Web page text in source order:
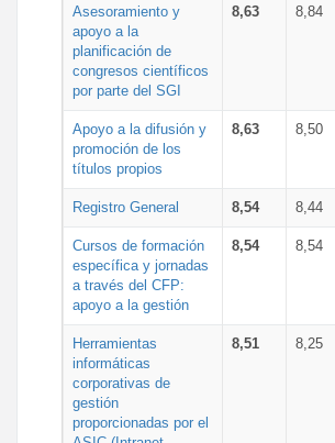
Asesoramiento y
apoyo a la
planificación de
congresos científicos
por parte del SGI
8,63 8,84
Apoyo a la difusión y
promoción de los
títulos propios
8,63 8,50
Registro General 8,54 8,44
Cursos de formación
específica y jornadas
a través del CFP:
apoyo a la gestión
8,54 8,54
Herramientas
informáticas
corporativas de
gestión
proporcionadas por el
8,51 8,25